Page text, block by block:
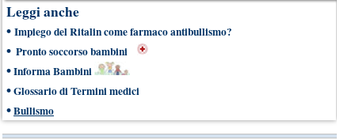
Leggi anche
• Impiego del Ritalin come farmaco antibullismo?
• Pronto soccorso bambini
•Informa Bambini
•Glossario di Termini medici
•Bullismo